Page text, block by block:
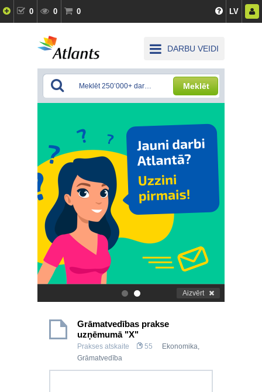
0 0 0 LV
DARBU VEIDI
Meklēt
. Aizvērt
Grāmatvedības prakse
uzņēmumā "X"
Prakses atskaite 55 Ekonomika,
Grāmatvedība